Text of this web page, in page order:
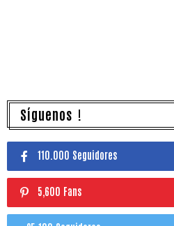
Síguenos !
110.000 Seguidores
5,600 Fans